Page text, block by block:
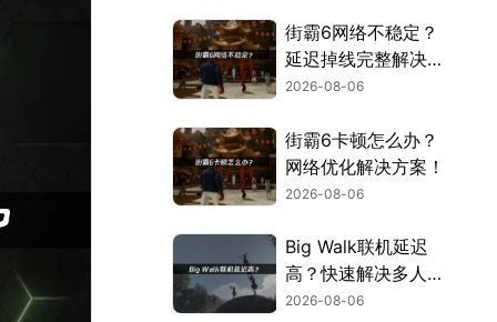
街霸6网络不稳定？
延迟掉线完整解决指
南！
2026-08-06
街霸6卡顿怎么办？
网络优化解决方案！
2026-08-06
Big Walk联机延迟
高？快速解决多人联
机卡顿问题！
2026-08-06